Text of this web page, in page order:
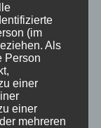
zu
an
für alle
Waldbesitzer
(im
Als
Person
einer
einer
mehreren